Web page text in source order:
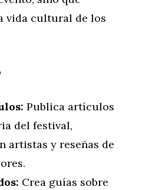
vida cultural de los
Publica artículos
del festival,
artistas y reseñas de
Crea guías sobre